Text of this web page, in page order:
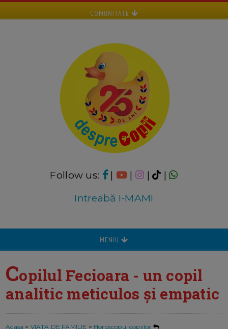
COMUNITATE
Follow us: | | |
|
Intreabă I-MAMI
MENIU
Copilul Fecioara - un copil
analitic meticulos și empatic
Acasa > VIATA DE FAMILIE > Horoscopul copiilor